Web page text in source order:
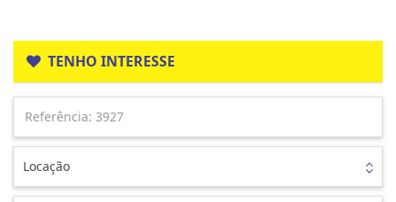
TENHO INTERESSE
Locação